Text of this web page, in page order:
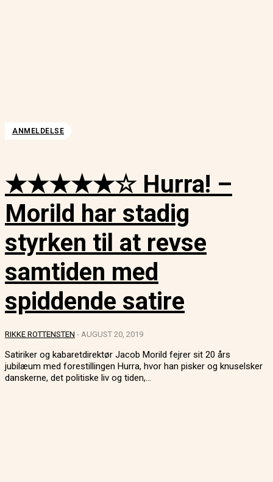
ANMELDELSE
★★★★★☆ Hurra! –
Morild har stadig
styrken til at revse
samtiden med
spiddende satire
RIKKE ROTTENSTEN - AUGUST 20, 2019
Satiriker og kabaretdirektør Jacob Morild fejrer sit 20 års
jubilæum med forestillingen Hurra, hvor han pisker og knuselsker
danskerne, det politiske liv og tiden,...